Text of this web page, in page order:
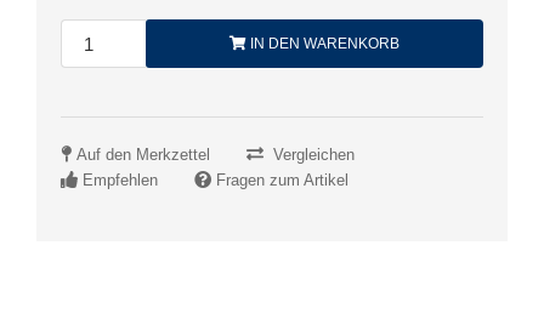
IN DEN WARENKORB
Auf den Merkzettel
Vergleichen
Empfehlen
Fragen zum Artikel